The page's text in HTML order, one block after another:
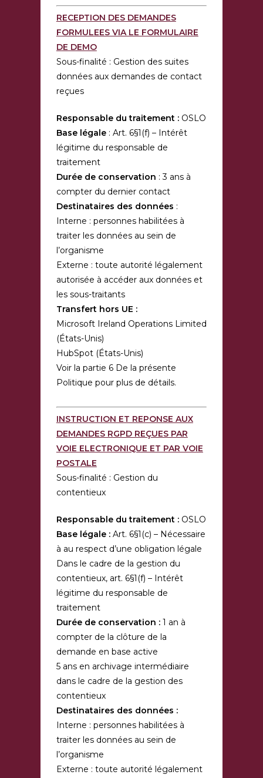
RECEPTION DES DEMANDES
FORMULEES VIA LE FORMULAIRE
DE DEMO
Sous-finalité : Gestion des suites
données aux demandes de contact
reçues
Responsable du traitement :OSLO
Base légale: Art. 6§1(f) – Intérêt
légitime du responsable de
traitement
Durée de conservation : 3 ans à
compter du dernier contact
Destinataires des données :
Interne : personnes habilitées à
traiter les données au sein de
l’organisme
Externe : toute autorité légalement
autorisée à accéder aux données et
les sous-traitants
Transfert hors UE :
Microsoft Ireland Operations Limited
(États-Unis)
HubSpot (États-Unis)
Voir la partie 6 De la présente
Politique pour plus de détails.
INSTRUCTION ET REPONSE AUX
DEMANDES RGPD REÇUES PAR
VOIE ELECTRONIQUE ET PAR VOIE
POSTALE
Sous-finalité : Gestion du
contentieux
Responsable du traitement : OSLO
Base légale : Art. 6§1(c) – Nécessaire
à au respect d’une obligation légale
Dans le cadre de la gestion du
contentieux, art. 6§1(f) – Intérêt
légitime du responsable de
traitement
Durée de conservation : 1 an à
compter de la clôture de la
demande en base active
5 ans en archivage intermédiaire
dans le cadre de la gestion des
contentieux
Destinataires des données :
Interne : personnes habilitées à
traiter les données au sein de
l’organisme
Externe : toute autorité légalement